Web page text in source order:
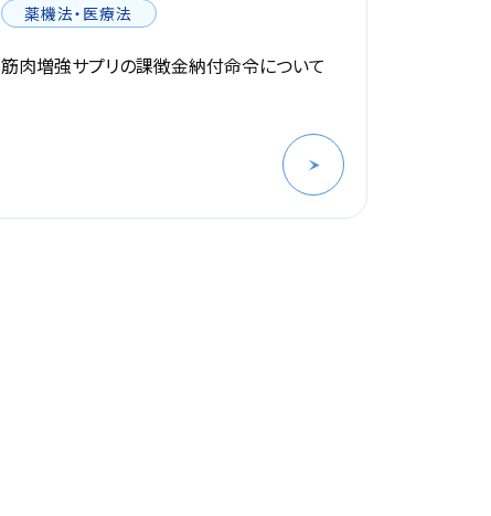
薬機法・医療法
筋肉増強サプリの課徴金納付命令について